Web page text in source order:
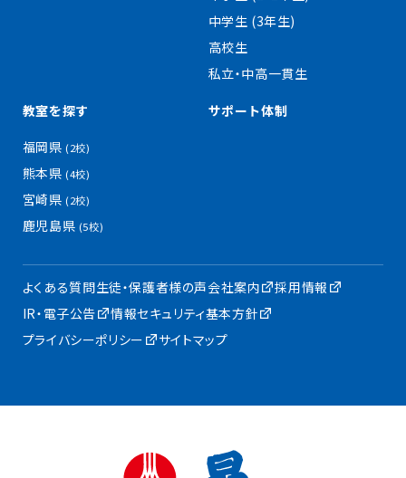
中学生 (3年生)
高校生
私立・中高一貫生
教室を探す
福岡県(2校)
熊本県(4校)
宮崎県(2校)
鹿児島県 (5校)
サポート体制
よくある質問生徒・保護者様の声会社案内
採用情報
IR・電子公告
情報セキュリティ基本方針
プライバシーポリシー
サイトマップ